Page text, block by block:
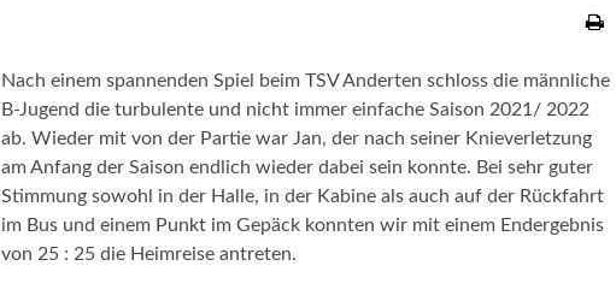
Nach einem spannenden Spiel beim TSV Anderten schloss die männliche
B-Jugend die turbulente und nicht immer einfache Saison 2021/ 2022
ab. Wieder mit von der Partie war Jan, der nach seiner Knieverletzung
am Anfang der Saison endlich wieder dabei sein konnte. Bei sehr guter
Stimmung sowohl in der Halle, in der Kabine als auch auf der Rückfahrt
im Bus und einem Punkt im Gepäck konnten wir mit einem Endergebnis
von 25 : 25 die Heimreise antreten.